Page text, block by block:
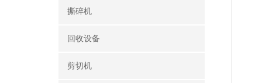
撕碎机
回收设备
剪切机